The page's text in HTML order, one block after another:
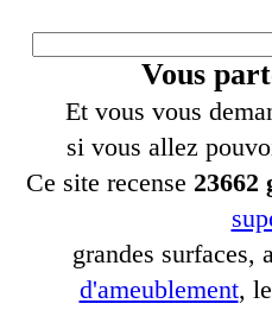
Vous
Et vous vous
si vous allez
Ce site recense 23662
grandes surfaces,
d'ameublement,